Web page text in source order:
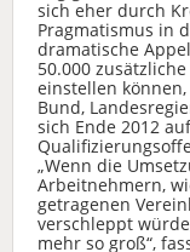
sich eher durch
Pragmatismus in
dramatische
50.000
einstellen
Bund,
sich Ende 2012
„Wenn die
Arbeitnehmern,
getragenen
verschleppt
mehr so groß“,